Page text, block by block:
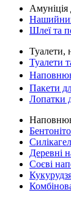
Амуніція
Шлеї та
Туалети,
Туалети
Пакети
Лопатки
Деревні
Соєві